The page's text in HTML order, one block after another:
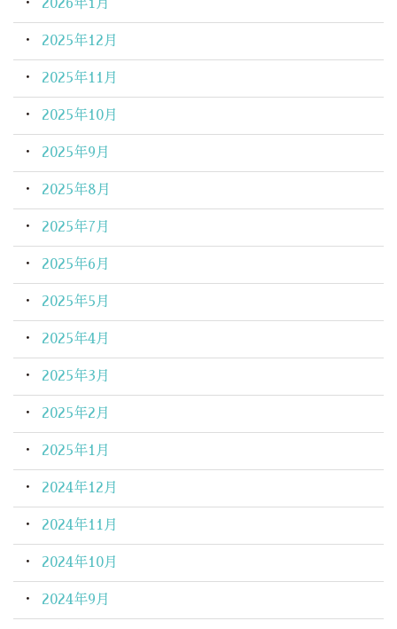
2026年1月
2025年12月
2025年11月
2025年10月
2025年9月
2025年8月
2025年7月
2025年6月
2025年5月
2025年4月
2025年3月
2025年2月
2025年1月
2024年12月
2024年11月
2024年10月
2024年9月